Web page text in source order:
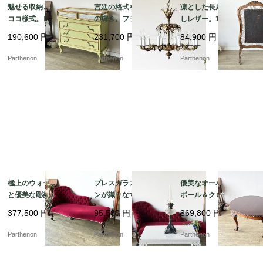
魅せる収納と優美なロ
ココ様式。ピスタチオ
グリーンの引き出し式
ガラスショーケース付
き 3段チェスト【fo25
190,600 円
Parthenon
宮廷の格式を纏う10灯
の輝き。フランスアン
ティークの重厚な真鍮
製大型クリスタルシャ
ンデリア【sy468】
231,700 円
Parthenon
凛とした長尾鳥の型押
しレザー。19世紀末フ
レンチアンティークの
木製ファイアースクリ
ーン【8555】
84,900 円
Parthenon
極上のウォールナット
と優美な彫刻の芸術。1
9世紀末の風格を纏うア
ンティーク・シェーズ
ロング（ソファ）【c3
377,500 円
Parthenon
プレスガラスとアイア
ンが織りなす重厚な佇
まい。元オイルランプ
の趣を残したスタンド
ランプ【03430】
95,500 円
Parthenon
優美なオーバル天板と
ボール＆クロウ脚のエ
クステンションテーブ
ル 緻密な彫刻が施され
た格調高い佇まい【t32
6】
369,800 円
Parthenon